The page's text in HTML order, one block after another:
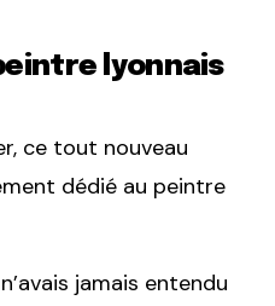
lyonnais
ce tout nouveau
dédié au peintre
jamais entendu